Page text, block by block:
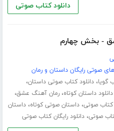
دانلود کتاب صوتی
- بخش چهارم
صوتی رایگان داستان و رمان
گویا،دانلود کتاب صوتی داستان،
دانلود داستان کوتاه،رمان آهنگ عشق،
کتاب صوتی،داستان صوتی کوتاه،داستان
صوتی،دانلود رایگان کتاب صوتی